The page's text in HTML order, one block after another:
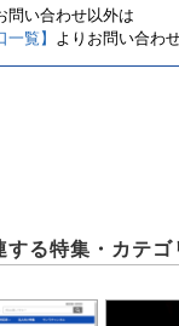
問い合わせ以外は
一覧】
よりお問い合わ
する特集・カテゴ